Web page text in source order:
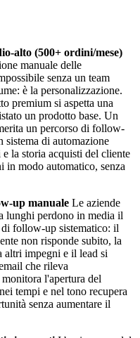
alto (500+ ordini/mese)
manuale delle
senza un team
è la personalizzazione.
premium si aspetta una
un prodotto base. Un
un percorso di follow-
sistema di automazione
la storia acquisti del cliente
in modo automatico, senza
up manuale Le aziende
lunghi perdono in media il
follow-up sistematico: il
non risponde subito, la
altri impegni e il lead si
che rileva
l'apertura del
tempi e nel tono recupera
senza aumentare il